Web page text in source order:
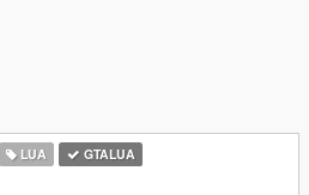
LUA
GTALUA